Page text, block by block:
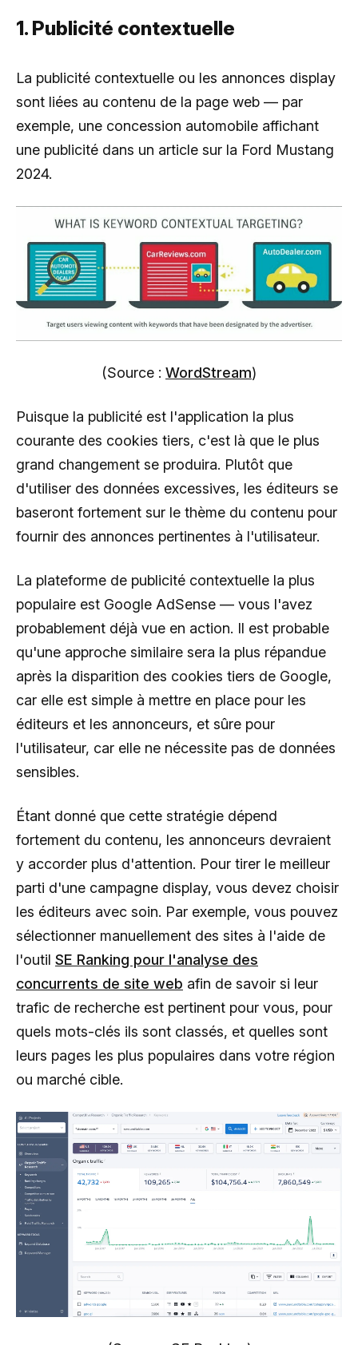
1. Publicité contextuelle
La publicité contextuelle ou les annonces display
sont liées au contenu de la page web — par
exemple, une concession automobile affichant
une publicité dans un article sur la Ford Mustang
2024.
(Source : WordStream)
Puisque la publicité est l'application la plus
courante des cookies tiers, c'est là que le plus
grand changement se produira. Plutôt que
d'utiliser des données excessives, les éditeurs se
baseront fortement sur le thème du contenu pour
fournir des annonces pertinentes à l'utilisateur.
La plateforme de publicité contextuelle la plus
populaire est Google AdSense — vous l'avez
probablement déjà vue en action. Il est probable
qu'une approche similaire sera la plus répandue
après la disparition des cookies tiers de Google,
car elle est simple à mettre en place pour les
éditeurs et les annonceurs, et sûre pour
l'utilisateur, car elle ne nécessite pas de données
sensibles.
Étant donné que cette stratégie dépend
fortement du contenu, les annonceurs devraient
y accorder plus d'attention. Pour tirer le meilleur
parti d'une campagne display, vous devez choisir
les éditeurs avec soin. Par exemple, vous pouvez
sélectionner manuellement des sites à l'aide de
l'outil SE Ranking pour l'analyse des
concurrents de site web afin de savoir si leur
trafic de recherche est pertinent pour vous, pour
quels mots-clés ils sont classés, et quelles sont
leurs pages les plus populaires dans votre région
ou marché cible.